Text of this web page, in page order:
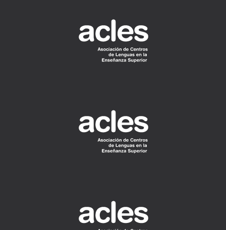
READ
MORE
READ
MORE
READ